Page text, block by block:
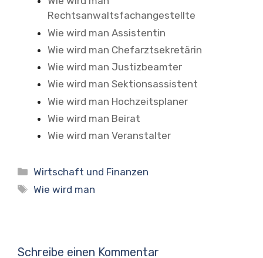
Rechtsanwaltsfachangestellte
Wie wird man Assistentin
Wie wird man Chefarztsekretärin
Wie wird man Justizbeamter
Wie wird man Sektionsassistent
Wie wird man Hochzeitsplaner
Wie wird man Beirat
Wie wird man Veranstalter
Kategorien
Wirtschaft und Finanzen
Schlagwörter
Wie wird man
Schreibe einen Kommentar